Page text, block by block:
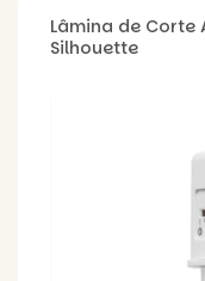
Lâmina de
Silhouette